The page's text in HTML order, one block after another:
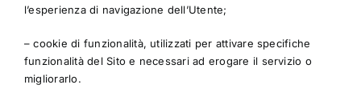
l’esperienza di navigazione dell’Utente;
– cookie di funzionalità, utilizzati per attivare specifiche
funzionalità del Sito e necessari ad erogare il servizio o
migliorarlo.